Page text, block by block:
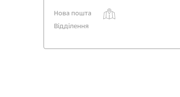
Нова пошта
Відділення